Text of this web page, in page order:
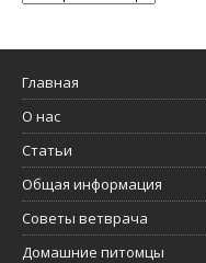
Главная
О нас
Статьи
Общая информация
Советы ветврача
Домашние питомцы